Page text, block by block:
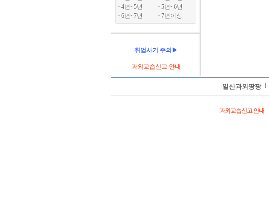
4년~5년
5년~6년
6년~7년
7년이상
취업사기 주의▶
과외교습신고 안내
일산과외팡팡
과외교습신고 안내